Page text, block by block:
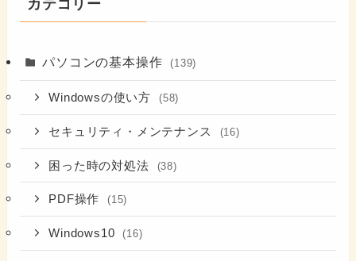
カテゴリー
パソコンの基本操作 (139)
Windowsの使い方 (58)
セキュリティ・メンテナンス (16)
困った時の対処法 (38)
PDF操作 (15)
Windows10 (16)